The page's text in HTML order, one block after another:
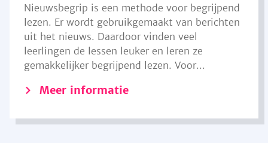
Nieuwsbegrip is een methode voor begrijpend
lezen. Er wordt gebruikgemaakt van berichten
uit het nieuws. Daardoor vinden veel
leerlingen de lessen leuker en leren ze
gemakkelijker begrijpend lezen. Voor...
Meer informatie